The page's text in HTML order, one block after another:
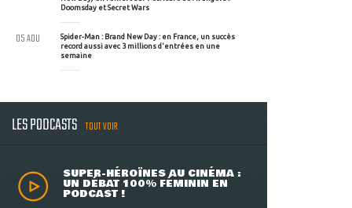
Doomsday et Secret Wars
Spider-Man : Brand New Day : en France, un succès
record aussi avec 3 millions d'entrées en une
semaine
05 AOU
LES PODCASTS TOUT VOIR
SUPER-HÉROÏNES AU CINÉMA :
UN DÉBAT 100% FÉMININ EN
PODCAST !